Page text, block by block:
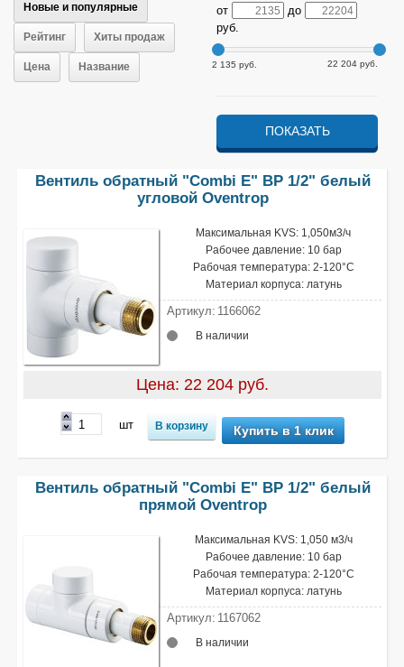
от
до
руб.
2 135 руб. 22 204 руб.
Новые и популярные
Рейтинг Хиты продаж
Цена Название
Вентиль обратный "Combi Е" ВР 1/2" белый
угловой Oventrop
Максимальная KVS: 1,050м3/ч
Рабочее давление: 10 бар
Рабочая температура: 2-120°С
Материал корпуса: латунь
Артикул: 1166062
В наличии
Цена: 22 204 руб.
шт Купить в 1 клик
Вентиль обратный "Combi Е" ВР 1/2" белый
прямой Oventrop
Максимальная KVS: 1,050 м3/ч
Рабочее давление: 10 бар
Рабочая температура: 2-120°С
Материал корпуса: латунь
Артикул: 1167062
В наличии